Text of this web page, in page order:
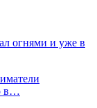
огнями и уже в
в…